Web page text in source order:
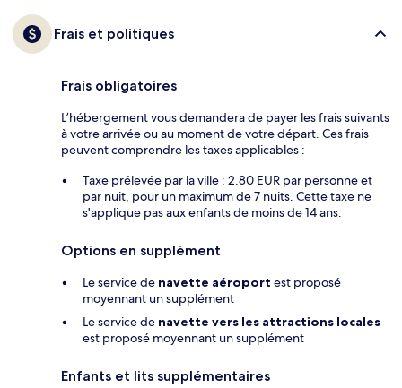
Frais et politiques
Frais obligatoires
L’hébergement vous demandera de payer les frais suivants
à votre arrivée ou au moment de votre départ. Ces frais
peuvent comprendre les taxes applicables :
Taxe prélevée par la ville : 2.80 EUR par personne et
par nuit, pour un maximum de 7 nuits. Cette taxe ne
s'applique pas aux enfants de moins de 14 ans.
Options en supplément
Le service de navette aéroport est proposé
moyennant un supplément
Le service de navette vers les attractions locales
est proposé moyennant un supplément
Enfants et lits supplémentaires